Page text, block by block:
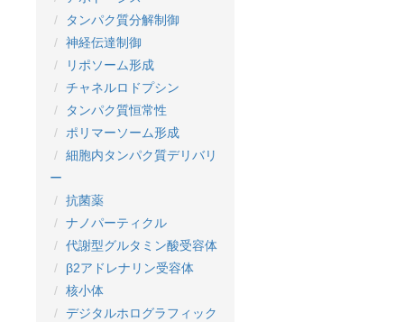
タンパク質分解制御
神経伝達制御
リポソーム形成
チャネルロドプシン
タンパク質恒常性
ポリマーソーム形成
細胞内タンパク質デリバリ
ー
抗菌薬
ナノパーティクル
代謝型グルタミン酸受容体
β2アドレナリン受容体
核小体
デジタルホログラフィック